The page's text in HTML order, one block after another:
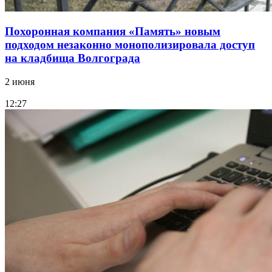
Похоронная компания «Память» новым
подходом незаконно монополизировала доступ
на кладбища Волгограда
2 июня
12:27